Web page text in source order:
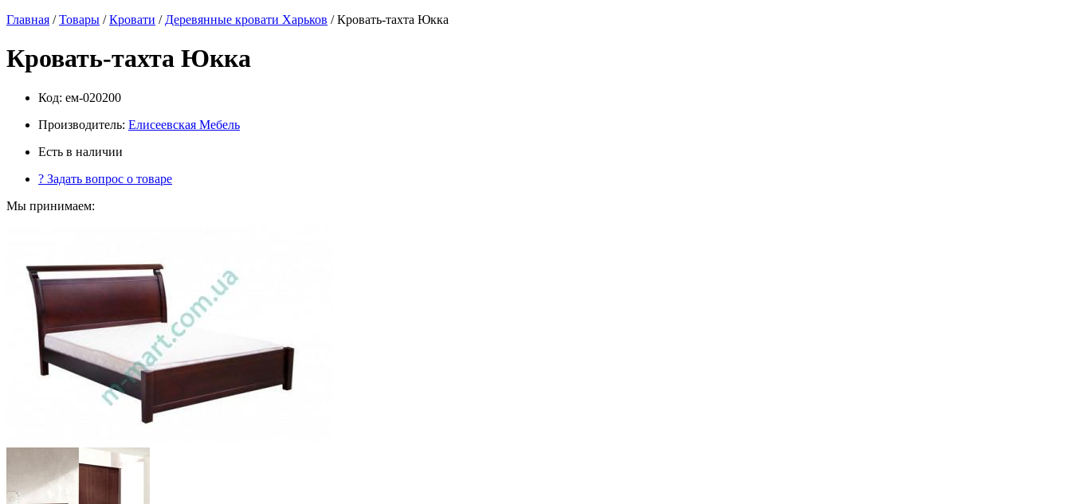
Главная /Товары /Кровати / Деревянные кровати Харьков / Кровать-тахта Юкка
Кровать-тахта Юкка
Код: ем-020200
Производитель: Елисеевская Мебель
Есть в наличии
? Задать вопрос о товаре
Мы принимаем: